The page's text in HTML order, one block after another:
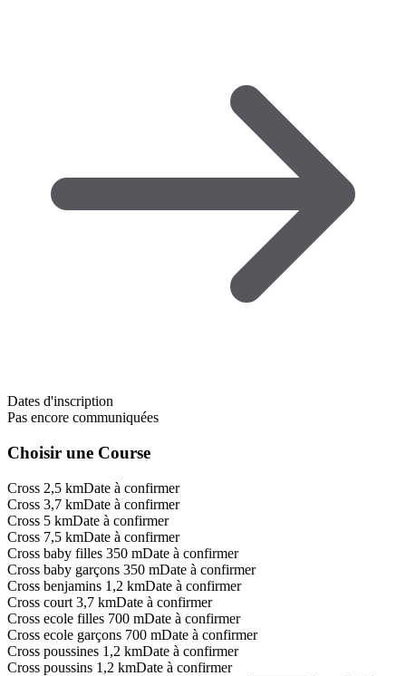
Dates d'inscription
Pas encore communiquées
Choisir une Course
Cross 2,5 kmDate à confirmer
Cross 3,7 kmDate à confirmer
Cross 5 kmDate à confirmer
Cross 7,5 kmDate à confirmer
Cross baby filles 350 mDate à confirmer
Cross baby garçons 350 mDate à confirmer
Cross benjamins 1,2 kmDate à confirmer
Cross court 3,7 kmDate à confirmer
Cross ecole filles 700 mDate à confirmer
Cross ecole garçons 700 mDate à confirmer
Cross poussines 1,2 kmDate à confirmer
Cross poussins 1,2 kmDate à confirmer